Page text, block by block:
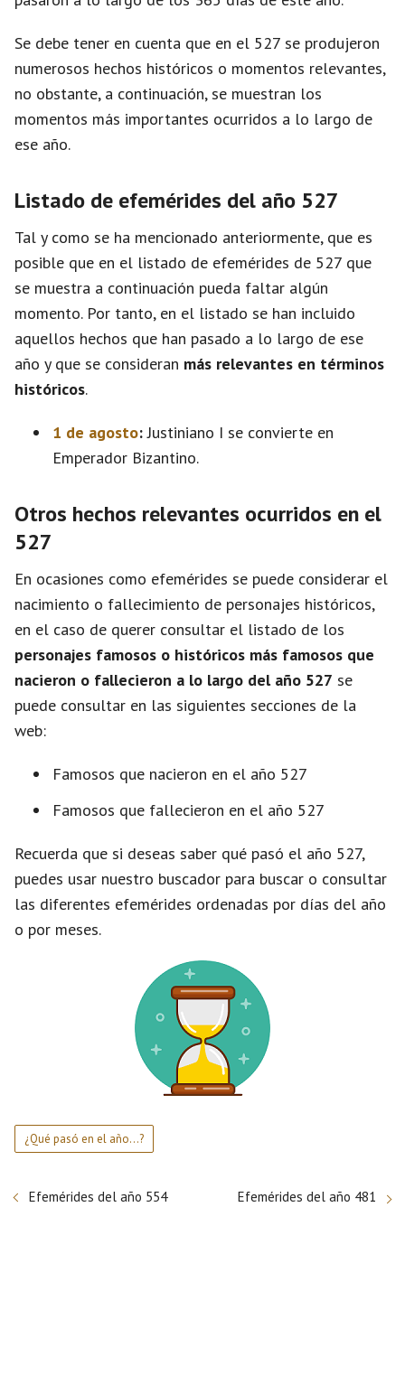
Se debe tener en cuenta que en el 527 se produjeron
numerosos hechos históricos o momentos relevantes,
no obstante, a continuación, se muestran los
momentos más importantes ocurridos a lo largo de
ese año.
Listado de efemérides del año 527
Tal y como se ha mencionado anteriormente, que es
posible que en el listado de efemérides de 527 que
se muestra a continuación pueda faltar algún
momento. Por tanto, en el listado se han incluido
aquellos hechos que han pasado a lo largo de ese
año y que se consideran más relevantes en términos
históricos.
1 de agosto:Justiniano I se convierte en
Emperador Bizantino.
Otros hechos relevantes ocurridos en el
527
En ocasiones como efemérides se puede considerar el
nacimiento o fallecimiento de personajes históricos,
en el caso de querer consultar el listado de los
personajes famosos o históricos más famosos que
nacieron o fallecieron a lo largo del año 527 se
puede consultar en las siguientes secciones de la
web:
Famosos que nacieron en el año 527
Famosos que fallecieron en el año 527
Recuerda que si deseas saber qué pasó el año 527,
puedes usar nuestro buscador para buscar o consultar
las diferentes efemérides ordenadas por días del año
o por meses.
¿Qué pasó en el año...?
Efemérides del año 554 Efemérides del año 481